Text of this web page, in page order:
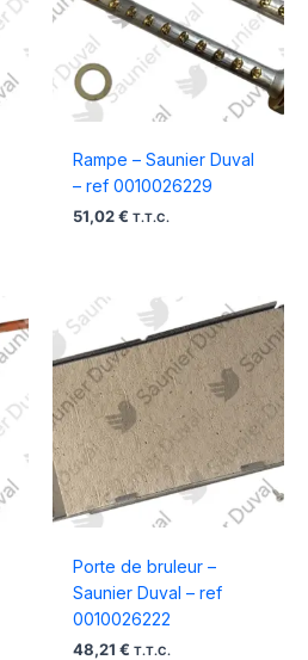
Rampe – Saunier Duval
– ref 0010026229
51,02 € T.T.C.
Porte de bruleur –
Saunier Duval – ref
0010026222
48,21 € T.T.C.